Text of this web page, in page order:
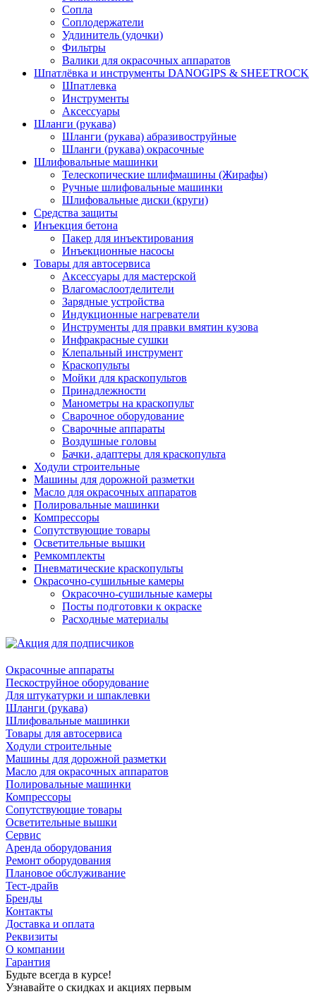
Сопла
Соплодержатели
Удлинитель (удочки)
Фильтры
Валики для окрасочных аппаратов
Шпатлёвка и инструменты DANOGIPS & SHEETROCK
Шпатлевка
Инструменты
Аксессуары
Шланги (рукава)
Шланги (рукава) абразивоструйные
Шланги (рукава) окрасочные
Шлифовальные машинки
Телескопические шлифмашины (Жирафы)
Ручные шлифовальные машинки
Шлифовальные диски (круги)
Средства защиты
Инъекция бетона
Пакер для инъектирования
Инъекционные насосы
Товары для автосервиса
Аксессуары для мастерской
Влагомаслоотделители
Зарядные устройства
Индукционные нагреватели
Инструменты для правки вмятин кузова
Инфракрасные сушки
Клепальный инструмент
Краскопульты
Мойки для краскопультов
Принадлежности
Манометры на краскопульт
Сварочное оборудование
Сварочные аппараты
Воздушные головы
Бачки, адаптеры для краскопульта
Ходули строительные
Машины для дорожной разметки
Масло для окрасочных аппаратов
Полировальные машинки
Компрессоры
Сопутствующие товары
Осветительные вышки
Ремкомплекты
Пневматические краскопульты
Окрасочно-сушильные камеры
Окрасочно-сушильные камеры
Посты подготовки к окраске
Расходные материалы
Окрасочные аппараты
Пескоструйное оборудование
Для штукатурки и шпаклевки
Шланги (рукава)
Шлифовальные машинки
Товары для автосервиса
Ходули строительные
Машины для дорожной разметки
Масло для окрасочных аппаратов
Полировальные машинки
Компрессоры
Сопутствующие товары
Осветительные вышки
Сервис
Аренда оборудования
Ремонт оборудования
Плановое обслуживание
Тест-драйв
Бренды
Контакты
Доставка и оплата
Реквизиты
О компании
Гарантия
Будьте всегда в курсе!
Узнавайте о скидках и акциях первым